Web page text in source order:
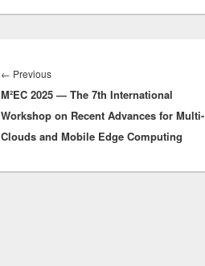
← PreviousPrevious
post:
M²EC 2025 — The 7th International
Workshop on Recent Advances for Multi-
Clouds and Mobile Edge Computing